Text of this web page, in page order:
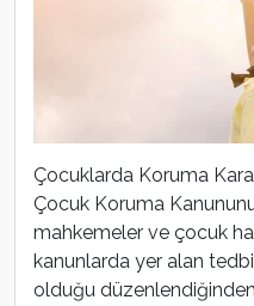
Çocuklarda Koruma
Çocuk Koruma
mahkemeler ve çocuk
kanunlarda yer alan
olduğu düzenlendiğinden,